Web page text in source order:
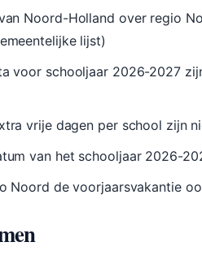
Noord-Holland over regio
lijst)
voor schooljaar 2026-2027
vrije dagen per school zijn
van het schooljaar 2026-
Noord de voorjaarsvakantie